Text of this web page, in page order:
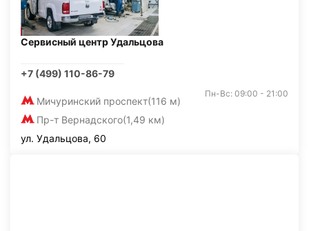
Сервисный центр Удальцова
+7 (499) 110-86-79
Мичуринский проспект(116 м)
Пр-т Вернадского(1,49 км)
Пн-Вс: 09:00 - 21:00
ул. Удальцова, 60